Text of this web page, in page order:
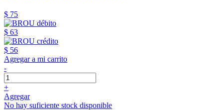
$ 75
$ 63
$ 56
Agregar a mi carrito
-
+
Agregar
No hay suficiente stock disponible